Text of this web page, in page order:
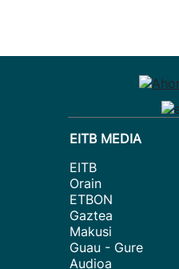
EITB MEDIA
EITB
Orain
ETBON
Gaztea
Makusi
Guau - Gure
Audioa